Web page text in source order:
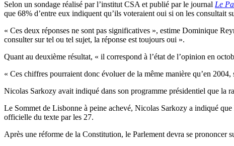
Selon un sondage réalisé par l’institut CSA et publié par le journal Le
que 68% d’entre eux indiquent qu’ils voteraient oui si on les consultait
« Ces deux réponses ne sont pas significatives », estime Dominique
consulter sur tel ou tel sujet, la réponse est toujours oui ».
Quant au deuxième résultat, « il correspond à l’état de l’opinion en
« Ces chiffres pourraient donc évoluer de la même manière qu’en
Nicolas Sarkozy avait indiqué dans son programme présidentiel que la
Le Sommet de Lisbonne à peine achevé, Nicolas Sarkozy a indiqué
officielle du texte par les 27.
Après une réforme de la Constitution, le Parlement devra se prononcer